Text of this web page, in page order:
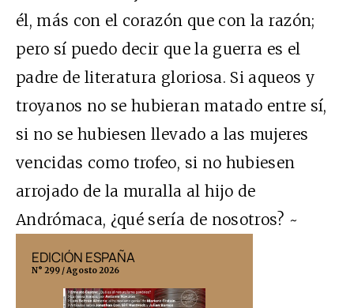
él, más con el corazón que con la razón;
pero sí puedo decir que la guerra es el
padre de literatura gloriosa. Si aqueos y
troyanos no se hubieran matado entre sí,
si no se hubiesen llevado a las mujeres
vencidas como trofeo, si no hubiesen
arrojado de la muralla al hijo de
Andrómaca, ¿qué sería de nosotros? ~
EDICIÓN ESPAÑA
N° 299 / Agosto 2026